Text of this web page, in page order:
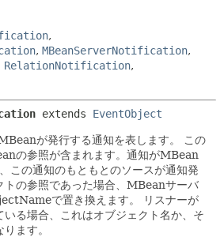
,
, MBeanServerNotification,
RelationNotification,
extends EventObject
が発行する通知を表します。
この
の参照が含まれます。通知がMBean
この通知のもともとのソースが通知発
の参照であった場合、MBeanサーバ
で置き換えます。
リスナーが
る場合、これはオブジェクト名か、そ
ます。